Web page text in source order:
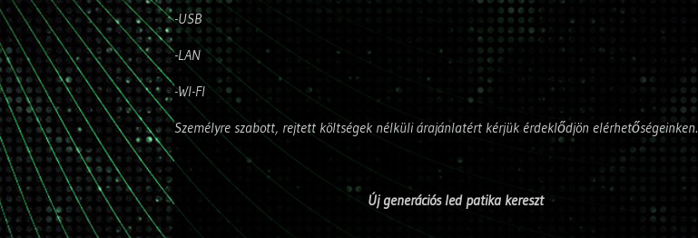
-USB
-LAN
-WI-FI
Személyre szabott, rejtett költségek nélküli árajánlatért kérjük érdeklődjön elérhetőségeinken.
Új generációs led patika kereszt